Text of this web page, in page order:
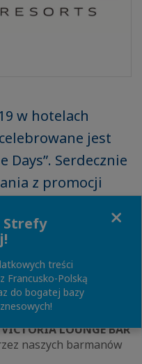
w hotelach
jest
Days”. Serdecznie
z promocji
w Sofitel
I SZAMPANY
butelkę
LOUNGE BAR
naszych barmanów
Strefy
treści
Francusko-Polską
do bogatej bazy